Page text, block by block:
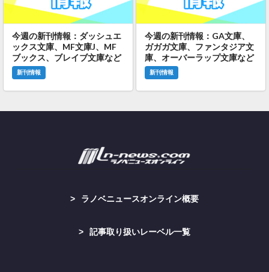
今週の新刊情報：ダッシュエ
ックス文庫、MF文庫J、MF
ブックス、ブレイブ文庫など
新刊情報
今週の新刊情報：GA文庫、
ガガガ文庫、ファンタジア文
庫、オーバーラップ文庫など
新刊情報
ラノベニュースオンライン概要
記事取り扱いレーベル一覧